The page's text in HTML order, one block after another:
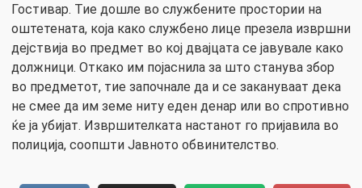
Гостивар. Тие дошле во службените простории на
оштетената, која како службено лице презела извршни
дејствија во предмет во кој двајцата се јавувале како
должници. Откако им појаснила за што станува збор
во предметот, тие започнале да и се закануваат дека
не смее да им земе ниту еден денар или во спротивно
ќе ја убијат. Извршителката настанот го пријавила во
полиција, соопшти Јавното обвинителство.​​